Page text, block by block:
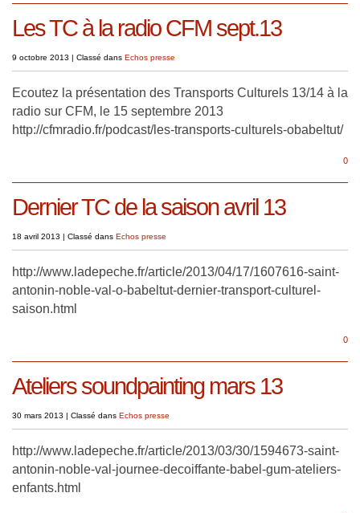
Les TC à la radio CFM sept.13
9 octobre 2013 | Classé dans Echos presse
Ecoutez la présentation des Transports Culturels 13/14 à la
radio sur CFM, le 15 septembre 2013
http://cfmradio.fr/podcast/les-transports-culturels-obabeltut/
0
Dernier TC de la saison avril 13
18 avril 2013 | Classé dans Echos presse
http://www.ladepeche.fr/article/2013/04/17/1607616-saint-
antonin-noble-val-o-babeltut-dernier-transport-culturel-
saison.html
0
Ateliers soundpainting mars 13
30 mars 2013 | Classé dans Echos presse
http://www.ladepeche.fr/article/2013/03/30/1594673-saint-
antonin-noble-val-journee-decoiffante-babel-gum-ateliers-
enfants.html